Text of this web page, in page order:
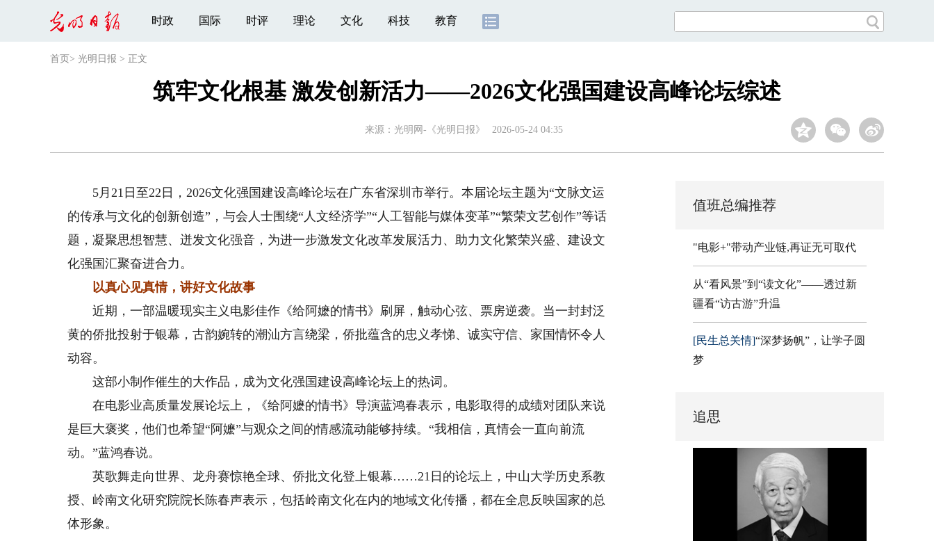
时政 国际 时评 理论 文化 科技 教育
首页 > 光明日报 > 正文
筑牢文化根基 激发创新活力——2026文化强国建设高峰论坛综述
来源： 光明网-《光明日报》 2026-05-24 04:35
5月21日至22日，2026文化强国建设高峰论坛在广东省深圳市举行。本届论坛主题为“文脉文运
的传承与文化的创新创造”，与会人士围绕“人文经济学”“人工智能与媒体变革”“繁荣文艺创作”等话
题，凝聚思想智慧、迸发文化强音，为进一步激发文化改革发展活力、助力文化繁荣兴盛、建设文
化强国汇聚奋进合力。
以真心见真情，讲好文化故事
近期，一部温暖现实主义电影佳作《给阿嬷的情书》刷屏，触动心弦、票房逆袭。当一封封泛
黄的侨批投射于银幕，古韵婉转的潮汕方言绕梁，侨批蕴含的忠义孝悌、诚实守信、家国情怀令人
动容。
这部小制作催生的大作品，成为文化强国建设高峰论坛上的热词。
在电影业高质量发展论坛上，《给阿嬷的情书》导演蓝鸿春表示，电影取得的成绩对团队来说
是巨大褒奖，他们也希望“阿嬷”与观众之间的情感流动能够持续。“我相信，真情会一直向前流
动。”蓝鸿春说。
英歌舞走向世界、龙舟赛惊艳全球、侨批文化登上银幕……21日的论坛上，中山大学历史系教
授、岭南文化研究院院长陈春声表示，包括岭南文化在内的地域文化传播，都在全息反映国家的总
体形象。
值班总编推荐
"电影+"带动产业链,再证无可取代
从“看风景”到“读文化”——透过新
疆看“访古游”升温
[民生总关情]“深梦扬帆”，让学子圆
梦
追思